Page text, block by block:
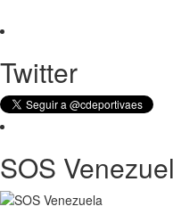
Twitter
SOS